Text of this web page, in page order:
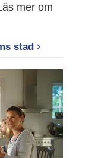
mer om
stad